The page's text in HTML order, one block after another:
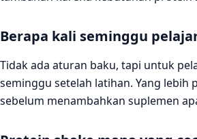
Berapa kali seminggu
Tidak ada aturan baku, tapi untuk
seminggu setelah latihan. Yang
sebelum menambahkan suplemen